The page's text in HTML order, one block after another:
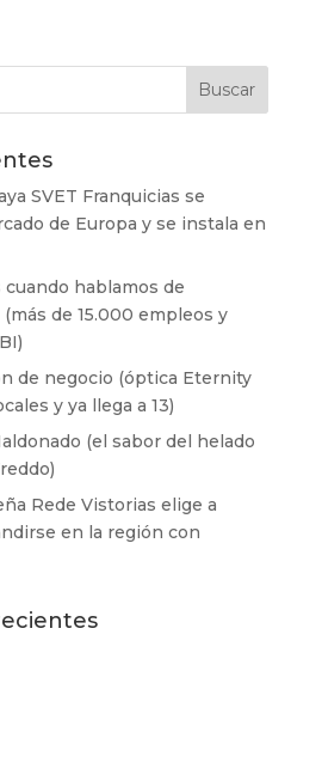
SVET Franquicias se
de Europa y se instala en
hablamos de
de 15.000 empleos y
de negocio (óptica Eternity
y ya llega a 13)
(el sabor del helado
Rede Vistorias elige a
en la región con